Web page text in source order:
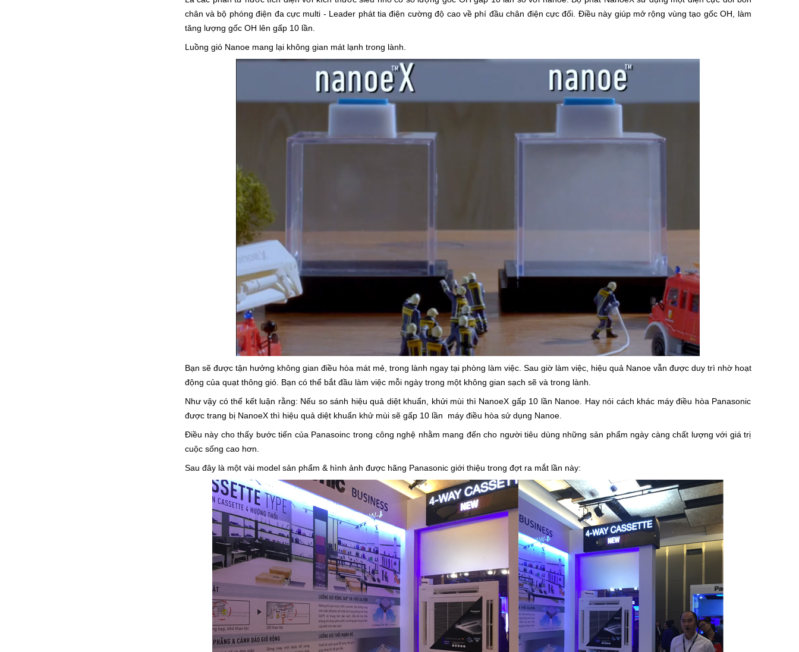
chân và bộ phóng điện đa cực multi - Leader phát tia điện cường độ cao về phí đầu chân điện cực đối. Điều này giúp mở rộng vùng tạo gốc OH, làm
tăng lượng gốc OH lên gấp 10 lần.
Luồng gió Nanoe mang lại không gian mát lạnh trong lành.
Bạn sẽ được tận hưởng không gian điều hòa mát mẻ, trong lành ngay tại phòng làm việc. Sau giờ làm việc, hiệu quả Nanoe vẫn được duy trì nhờ hoạt
động của quạt thông gió. Bạn có thể bắt đầu làm việc mỗi ngày trong một không gian sạch sẽ và trong lành.
Như vậy có thể kết luận rằng: Nếu so sánh hiệu quả diệt khuẩn, khửi mùi thì NanoeX gấp 10 lần Nanoe. Hay nói cách khác máy điều hòa Panasonic
được trang bị NanoeX thì hiệu quả diệt khuẩn khử mùi sẽ gấp 10 lần máy điều hòa sử dụng Nanoe.
Điều này cho thấy bước tiến của Panasoinc trong công nghệ nhằm mang đến cho người tiêu dùng những sản phẩm ngày càng chất lượng với giá trị
cuộc sống cao hơn.
Sau đây là một vài model sản phẩm & hình ảnh được hãng Panasonic giới thiệu trong đợt ra mắt lần này: